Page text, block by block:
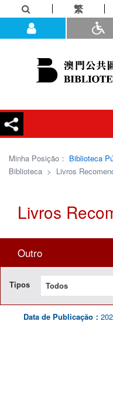
繁
Minha Posição： Biblioteca
Biblioteca > Livros
Livros
Outro
Tipos
Todos
Data de Publicação：